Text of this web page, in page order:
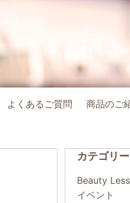
よくあるご質問 商品のご
カテゴリー
Beauty
イベント